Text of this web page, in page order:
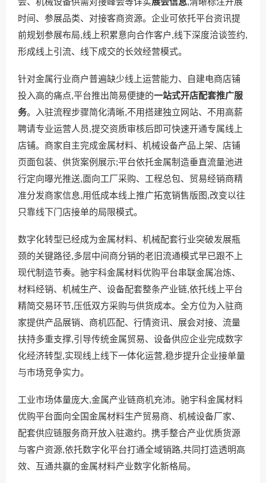
时间、参展品类、对接客商资源。企业可依托平台资讯提
前规划参展布局,线上积累意向合作客户,线下深度洽谈签约,
形成线上引流、线下成交的长效经营模式。
针对金属行业商户普遍缺少线上运营能力、自建电商店铺
投入高的痛点,平台推出简易便捷的一站式开店配套推广服
务。入驻流程步骤简化清晰,不用搭建独立网站、不用高薪
聘请专业运营人员,提交资质审核后即可快速开通专属线上
店铺。商家自主完成金属材料、机械设备产品上架、店铺
页面包装、供货案例展示;平台依托金属制造垂直流量池进
行定向曝光推送,面向工厂采购、工程总包、贸易经销商精
准分发商家信息,用低成本线上推广拓宽销售版图,改变以往
只靠线下门店接单的局限模式。
数字化转型已经成为金属材料、机械配套行业突破发展瓶
颈的关键路径,多层中间商分销的老旧流通模式早已跟不上
现代制造节奏。驰宇科金属材料优购平台串联金属冶炼、
材料经销、机械生产、设备配套整条产业链,依托线上平台
精简交易环节,压低双方采购与供货成本。全方位为入驻商
家提供产品展销、商机匹配、行情资讯、展会对接、流量
扶持多重支撑,引导传统金属贸易、设备供应企业完成数字
化经济转型,实现线上线下一体化运营,稳步提升企业接单量
与市场竞争实力。
工业市场体量庞大,金属产业链商机充沛。驰宇科金属材料
优购平台面向全国金属材料生产贸易商、机械设备厂家、
配套供应链服务商开放入驻邀约。携手整合产业优质货源
与客户资源,依托数字化平台打通全域销路,共同打造透明高
效、互通共赢的金属材料产业数字化新格局。